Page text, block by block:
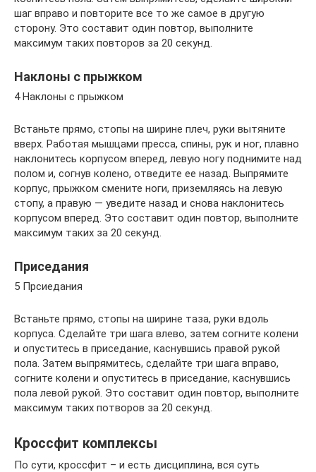
шаг вправо и повторите все то же самое в другую
сторону. Это составит один повтор, выполните
максимум таких повторов за 20 секунд.
Наклоны с прыжком
4 Наклоны с прыжком
Встаньте прямо, стопы на ширине плеч, руки вытяните
вверх. Работая мышцами пресса, спины, рук и ног, плавно
наклонитесь корпусом вперед, левую ногу поднимите над
полом и, согнув колено, отведите ее назад. Выпрямите
корпус, прыжком смените ноги, приземляясь на левую
стопу, а правую — уведите назад и снова наклонитесь
корпусом вперед. Это составит один повтор, выполните
максимум таких за 20 секунд.
Приседания
5 Прсиедания
Встаньте прямо, стопы на ширине таза, руки вдоль
корпуса. Сделайте три шага влево, затем согните колени
и опуститесь в приседание, каснувшись правой рукой
пола. Затем выпрямитесь, сделайте три шага вправо,
согните колени и опуститесь в приседание, каснувшись
пола левой рукой. Это составит один повтор, выполните
максимум таких потворов за 20 секунд.
Кроссфит комплексы
По сути, кроссфит – и есть дисциплина, вся суть